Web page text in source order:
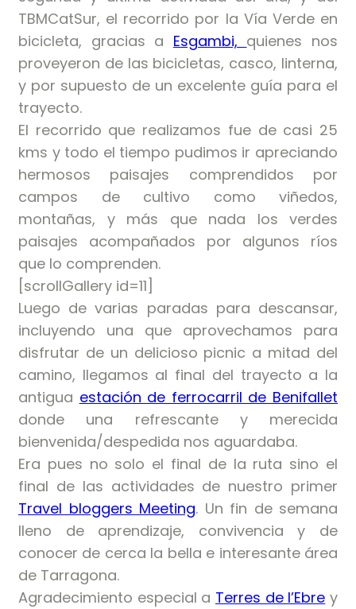
TBMCatSur, el recorrido por la Vía Verde en
bicicleta, gracias a Esgambi, quienes nos
proveyeron de las bicicletas, casco, linterna,
y por supuesto de un excelente guía para el
trayecto.
El recorrido que realizamos fue de casi 25
kms y todo el tiempo pudimos ir apreciando
hermosos paisajes comprendidos por
campos de cultivo como viñedos,
montañas, y más que nada los verdes
paisajes acompañados por algunos ríos
que lo comprenden.
[scrollGallery id=11]
Luego de varias paradas para descansar,
incluyendo una que aprovechamos para
disfrutar de un delicioso picnic a mitad del
camino, llegamos al final del trayecto a la
antigua estación de ferrocarril de Benifallet
donde una refrescante y merecida
bienvenida/despedida nos aguardaba.
Era pues no solo el final de la ruta sino el
final de las actividades de nuestro primer
Travel bloggers Meeting. Un fin de semana
lleno de aprendizaje, convivencia y de
conocer de cerca la bella e interesante área
de Tarragona.
Agradecimiento especial a Terres de l’Ebre y